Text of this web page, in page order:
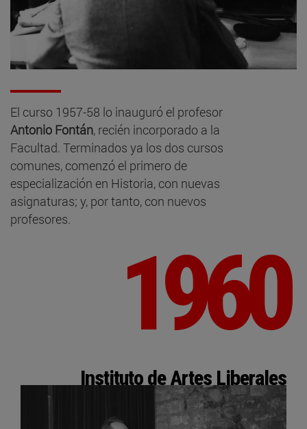
El curso 1957-58 lo inauguró el profesor
Antonio Fontán, recién incorporado a la
Facultad. Terminados ya los dos cursos
comunes, comenzó el primero de
especialización en Historia, con nuevas
asignaturas; y, por tanto, con nuevos
profesores.
1960
Instituto de Artes Liberales